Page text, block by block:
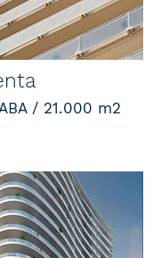
/ 21.000 m2